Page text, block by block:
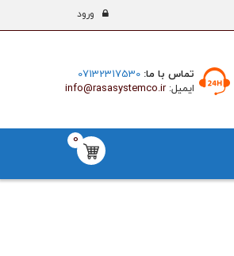
ورود
تماس با ما: 07132317530
ایمیل: info@rasasystemco.ir
0